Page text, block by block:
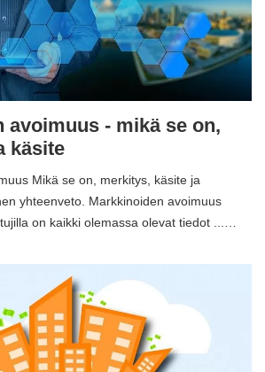
avoimuus - mikä se on,
käsite
Mikä se on, merkitys, käsite ja
yhteenveto. Markkinoiden avoimuus
on kaikki olemassa olevat tiedot ...…